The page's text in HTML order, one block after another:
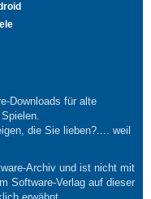
Downloads für alte
die Sie lieben?.... weil
Archiv und ist nicht mit
Software-Verlag auf dieser